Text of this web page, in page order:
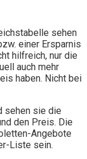
sehen
einer Ersparnis
hilfreich, nur die
auch mehr
haben. Nicht bei
sehen sie die
den Preis. Die
Angebote
Liste sein.